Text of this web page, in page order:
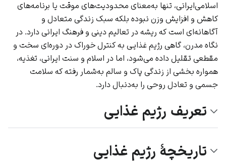
اسلامی‌ایرانی، تنها به‌معنای محدودیت‌های موقت یا برنامه‌های
کاهش و افزایش وزن نبوده بلکه سبک زندگی متعادل و
آگاهانه‌ای است که ریشه در تعالیم دینی و فرهنگ ایرانی دارد. در
نگاه مدرن، گاهی رژیم غذایی به کنترل خوراک در دوره‌ای سخت و
مقطعی تقلیل داده می‌شود، اما در اسلام و سنت ایرانی، تغذیه،
همواره بخشی از زندگی پاک و سالم به‌شمار رفته که سلامت
جسمی و تعادل روحی را به‌دنبال دارد.
تعریف رژیم غذایی
تاریخچهٔ رژیم غذایی